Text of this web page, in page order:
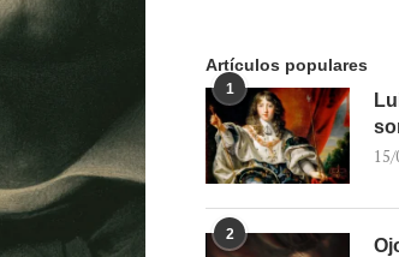
Artículos populares
1
2